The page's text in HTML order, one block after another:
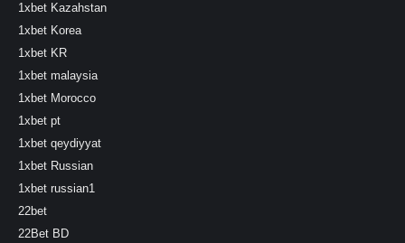
1xbet Kazahstan
1xbet Korea
1xbet KR
1xbet malaysia
1xbet Morocco
1xbet pt
1xbet qeydiyyat
1xbet Russian
1xbet russian1
22bet
22Bet BD